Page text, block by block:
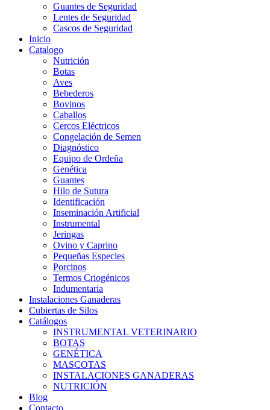
Guantes de Seguridad
Lentes de Seguridad
Cascos de Seguridad
Inicio
Catalogo
Nutrición
Botas
Aves
Bebederos
Bovinos
Caballos
Cercos Eléctricos
Congelación de Semen
Diagnóstico
Equipo de Ordeña
Genética
Guantes
Hilo de Sutura
Identificación
Inseminación Artificial
Instrumental
Jeringas
Ovino y Caprino
Pequeñas Especies
Porcinos
Termos Criogénicos
Indumentaria
Instalaciones Ganaderas
Cubiertas de Silos
Catálogos
INSTRUMENTAL VETERINARIO
BOTAS
GENÉTICA
MASCOTAS
INSTALACIONES GANADERAS
NUTRICIÓN
Blog
Contacto